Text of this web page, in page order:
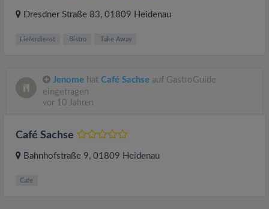
Dresdner Straße 83, 01809 Heidenau
Lieferdienst Bistro Take Away
Jenome hat Café Sachse auf GastroGuide
eingetragen
vor 10 Jahren
Café Sachse
Bahnhofstraße 9, 01809 Heidenau
Cafe